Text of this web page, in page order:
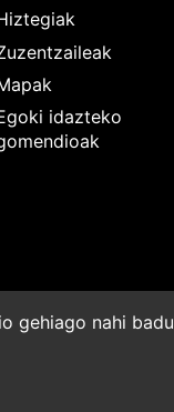
idazteko
gehiago nahi